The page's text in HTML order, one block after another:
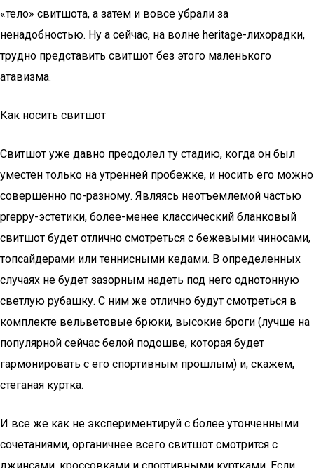
«тело» свитшота, а затем и вовсе убрали за
ненадобностью. Ну а сейчас, на волне heritage-лихорадки,
трудно представить свитшот без этого маленького
атавизма.
Как носить свитшот
Свитшот уже давно преодолел ту стадию, когда он был
уместен только на утренней пробежке, и носить его можно
совершенно по-разному. Являясь неотъемлемой частью
preppy-эстетики, более-менее классический бланковый
свитшот будет отлично смотреться с бежевыми чиносами,
топсайдерами или теннисными кедами. В определенных
случаях не будет зазорным надеть под него однотонную
светлую рубашку. С ним же отлично будут смотреться в
комплекте вельветовые брюки, высокие броги (лучше на
популярной сейчас белой подошве, которая будет
гармонировать с его спортивным прошлым) и, скажем,
стеганая куртка.
И все же как не экспериментируй с более утонченными
сочетаниями, органичнее всего свитшот смотрится с